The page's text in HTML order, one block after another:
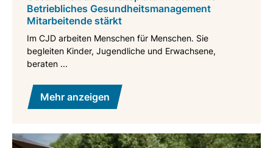
Betriebliches Gesundheitsmanagement
Mitarbeitende stärkt
Im CJD arbeiten Menschen für Menschen. Sie
begleiten Kinder, Jugendliche und Erwachsene,
beraten ...
Mehr anzeigen